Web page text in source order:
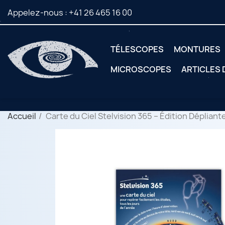
Appelez-nous : +41 26 465 16 00
TÉLESCOPES
MONTURES
MICROSCOPES
ARTICLES
Accueil Carte du Ciel Stelvision 365 – Édition